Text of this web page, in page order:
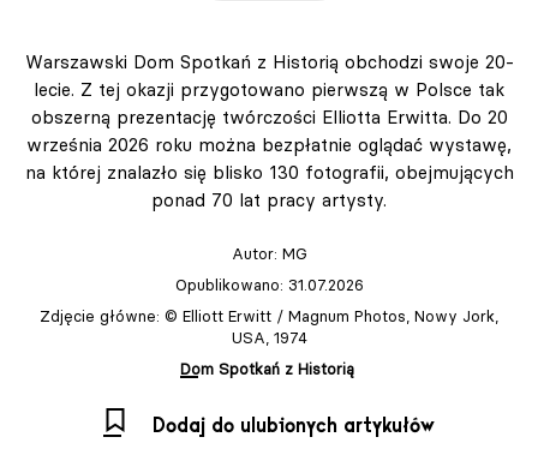
Warszawski Dom Spotkań z Historią obchodzi swoje 20-
lecie. Z tej okazji przygotowano pierwszą w Polsce tak
obszerną prezentację twórczości Elliotta Erwitta. Do 20
września 2026 roku można bezpłatnie oglądać wystawę,
na której znalazło się blisko 130 fotografii, obejmujących
ponad 70 lat pracy artysty.
Autor: MG
Opublikowano: 31.07.2026
Zdjęcie główne: © Elliott Erwitt / Magnum Photos, Nowy Jork,
USA, 1974
Dom Spotkań z Historią
Dodaj do ulubionych artykułów